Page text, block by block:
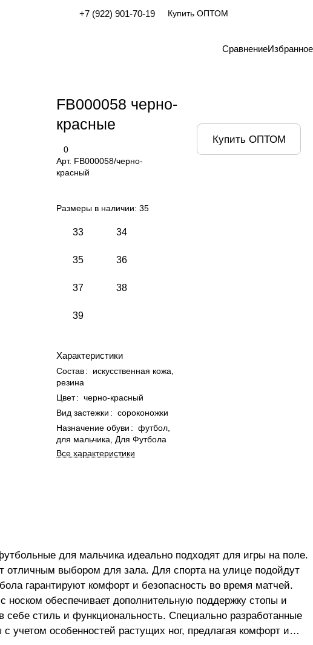
+7 (922) 901-70-19
Купить ОПТОМ
СравнениеИзбранное
FB000058 черно-
красные
0
Арт. FB000058/черно-
красный
Размеры в наличии: 35
33 34
35 36
37 38
39
Характеристики
Состав:
искусственная кожа,
резина
Цвет: черно-красный
Вид застежки : сороконожки
Назначение обуви : футбол,
для мальчика, Для Футбола
Все характеристики
Купить ОПТОМ
для мальчика идеально подходят для игры на поле.
отличным выбором для зала. Для спорта на улице подойдут
гарантируют комфорт и безопасность во время матчей.
обеспечивает дополнительную поддержку стопы и
стиль и функциональность. Специально разработанные
учетом особенностей растущих ног, предлагая комфорт и